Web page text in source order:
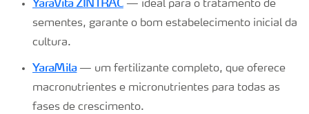
YaraVita ZINTRAC— ideal para o tratamento de
sementes, garante o bom estabelecimento inicial da
cultura.
YaraMila— um fertilizante completo, que oferece
macronutrientes e micronutrientes para todas as
fases de crescimento.